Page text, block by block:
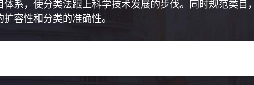
系，使分类法跟上科学技术发展的步伐。同时规范类目
容性和分类的准确性。